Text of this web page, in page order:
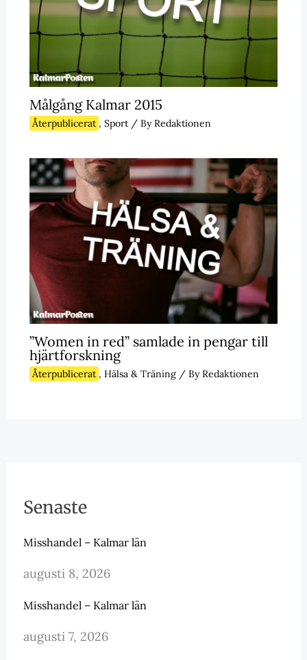
Målgång Kalmar 2015
Återpublicerat , Sport/ ByRedaktionen
”Women in red” samlade in pengar till
hjärtforskning
Återpublicerat , Hälsa & Träning/ ByRedaktionen
Senaste
Misshandel – Kalmar län
augusti 8, 2026
Misshandel – Kalmar län
augusti 7, 2026